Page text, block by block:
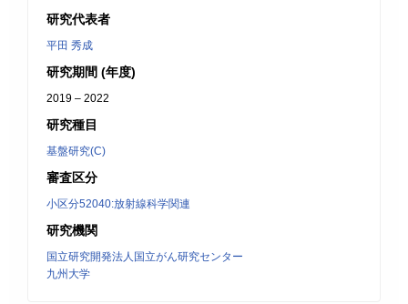
研究代表者
平田 秀成
研究期間 (年度)
2019 – 2022
研究種目
基盤研究(C)
審査区分
小区分52040:放射線科学関連
研究機関
国立研究開発法人国立がん研究センター
九州大学